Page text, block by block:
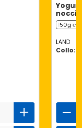
150g ℮
LAND
Collo: